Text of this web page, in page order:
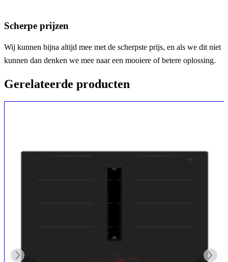
Scherpe prijzen
Wij kunnen bijna altijd mee met de scherpste prijs, en als we dit niet
kunnen dan denken we mee naar een mooiere of betere oplossing.
Gerelateerde producten